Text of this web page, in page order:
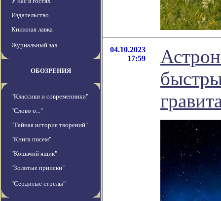
Издательство
Книжная лавка
Журнальный зал
ОБОЗРЕНИЯ
"Классики и современники"
"Слово о..."
"Тайная история творений"
"Книга писем"
"Кошачий ящик"
"Золотые прииски"
"Сердитые стрелы"
04.10.2023
17:59